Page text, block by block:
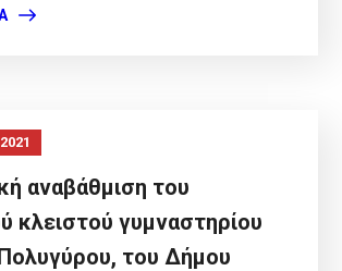
αναβάθμιση του
κλειστού γυμναστηρίου
του Δήμου